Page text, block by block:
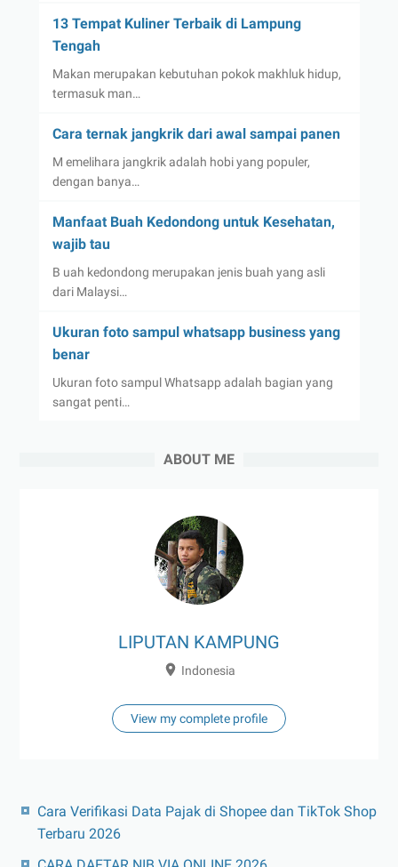
13 Tempat Kuliner Terbaik di Lampung
Tengah
Makan merupakan kebutuhan pokok makhluk hidup,
termasuk man…
Cara ternak jangkrik dari awal sampai panen
M emelihara jangkrik adalah hobi yang populer,
dengan banya…
Manfaat Buah Kedondong untuk Kesehatan,
wajib tau
B uah kedondong merupakan jenis buah yang asli
dari Malaysi…
Ukuran foto sampul whatsapp business yang
benar
Ukuran foto sampul Whatsapp adalah bagian yang
sangat penti…
ABOUT ME
LIPUTAN KAMPUNG
Indonesia
View my complete profile
Cara Verifikasi Data Pajak di Shopee dan TikTok Shop
Terbaru 2026